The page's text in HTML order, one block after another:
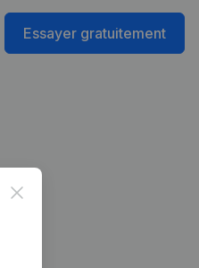
Essayer gratuitement
Close